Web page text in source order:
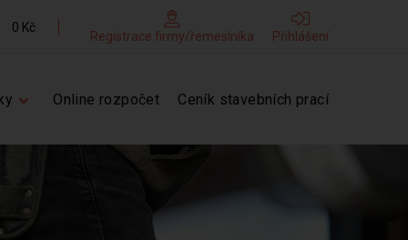
0 Kč
Registrace firmy/řemeslníka Přihlášení
Online rozpočet Ceník stavebních prací